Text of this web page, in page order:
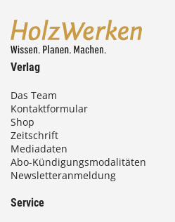
Verlag
Das Team
Kontaktformular
Shop
Zeitschrift
Mediadaten
Abo-Kündigungsmodalitäten
Newsletteranmeldung
Service